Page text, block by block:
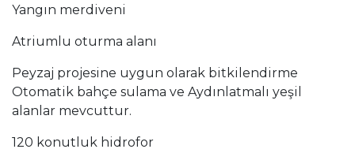
Yangın merdiveni
Atriumlu oturma alanı
Peyzaj projesine uygun olarak bitkilendirme
Otomatik bahçe sulama ve Aydınlatmalı yeşil
alanlar mevcuttur.
120 konutluk hidrofor